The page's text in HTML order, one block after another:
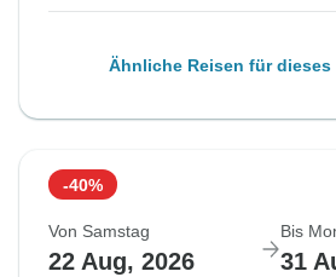
Ähnliche Reisen für dieses
-40%
Von Samstag
22 Aug, 2026
Bis
31